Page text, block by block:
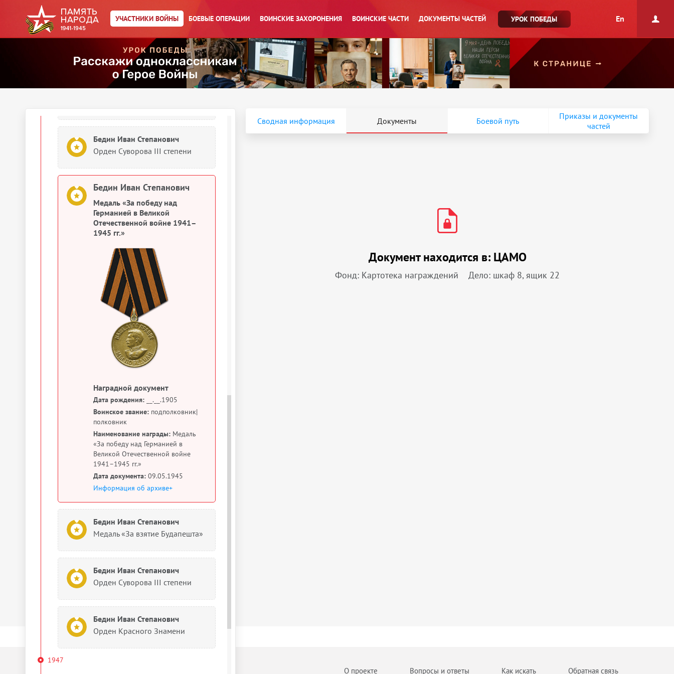
УЧАСТНИКИ ВОЙНЫ БОЕВЫЕ ОПЕРАЦИИ ВОИНСКИЕ ЗАХОРОНЕНИЯ ВОИНСКИЕ ЧАСТИ ДОКУМЕНТЫ ЧАСТЕЙ УРОК ПОБЕДЫ En
Картотека ранений
Документы о награждении
Бедин Иван Степанович
Бедин Иван Степанович
Орден Суворова III степени
Бедин Иван Степанович
Медаль «За победу над
Германией в Великой
Отечественной войне 1941–
1945 гг.»
Наградной документ
Дата рождения: __.__.1905
Воинское звание: подполковник|
полковник
Наименование награды: Медаль
«За победу над Германией в
Великой Отечественной войне
1941–1945 гг.»
Дата документа: 09.05.1945
Информация об архиве+
Бедин Иван Степанович
Медаль «За взятие Будапешта»
Бедин Иван Степанович
Орден Суворова III степени
Бедин Иван Степанович
Орден Красного Знамени
1947
Сводная информация Документы Боевой путь
Приказы и документы
частей
Документ находится в: ЦАМО
Фонд: Картотека награждений Дело: шкаф 8, ящик 22
О проекте Вопросы и ответы Как искать Обратная связь